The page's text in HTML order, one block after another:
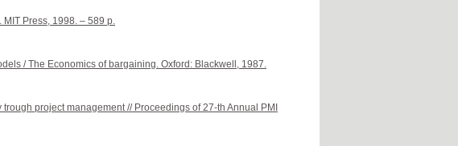
Press, 1998. – 589 p.
/ The Economics of bargaining. Oxford: Blackwell, 1987.
project management // Proceedings of 27-th Annual PMI